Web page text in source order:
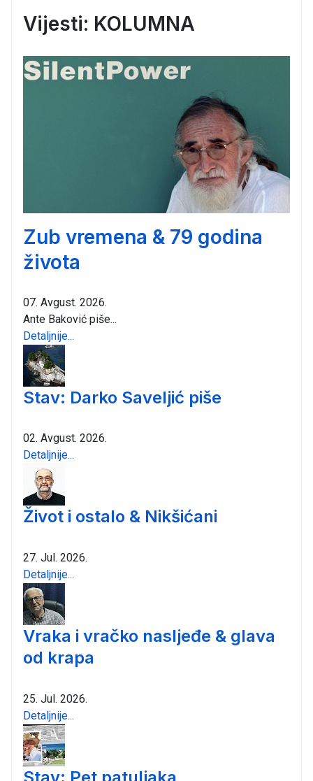
Vijesti: KOLUMNA
Zub vremena & 79 godina
života
07. Avgust. 2026.
Ante Baković piše...
Detaljnije...
Stav: Darko Saveljić piše
02. Avgust. 2026.
Detaljnije...
Život i ostalo & Nikšićani
27. Jul. 2026.
Detaljnije...
Vraka i vračko nasljeđe & glava
od krapa
25. Jul. 2026.
Detaljnije...